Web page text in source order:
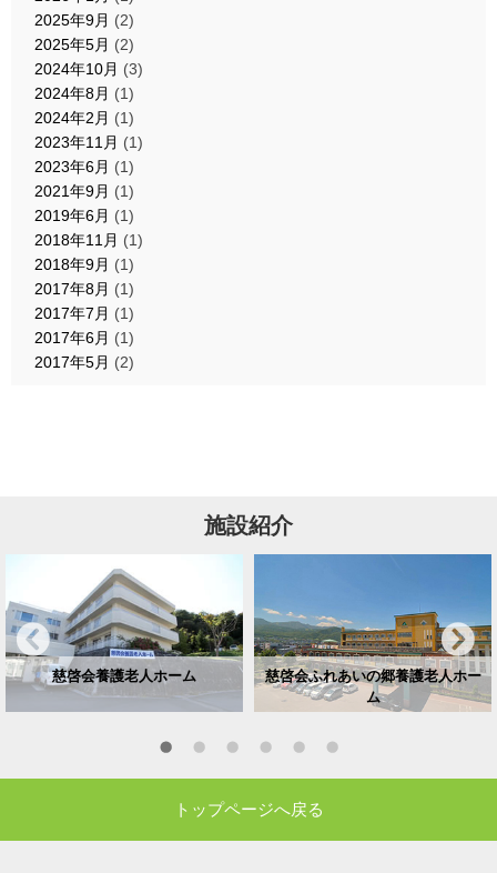
2025年9月 (2)
2025年5月 (2)
2024年10月 (3)
2024年8月 (1)
2024年2月 (1)
2023年11月 (1)
2023年6月 (1)
2021年9月 (1)
2019年6月 (1)
2018年11月 (1)
2018年9月 (1)
2017年8月 (1)
2017年7月 (1)
2017年6月 (1)
2017年5月 (2)
施設紹介
慈啓会養護老人ホーム
慈啓会ふれあいの郷養護老人ホー
ム
トップページへ戻る